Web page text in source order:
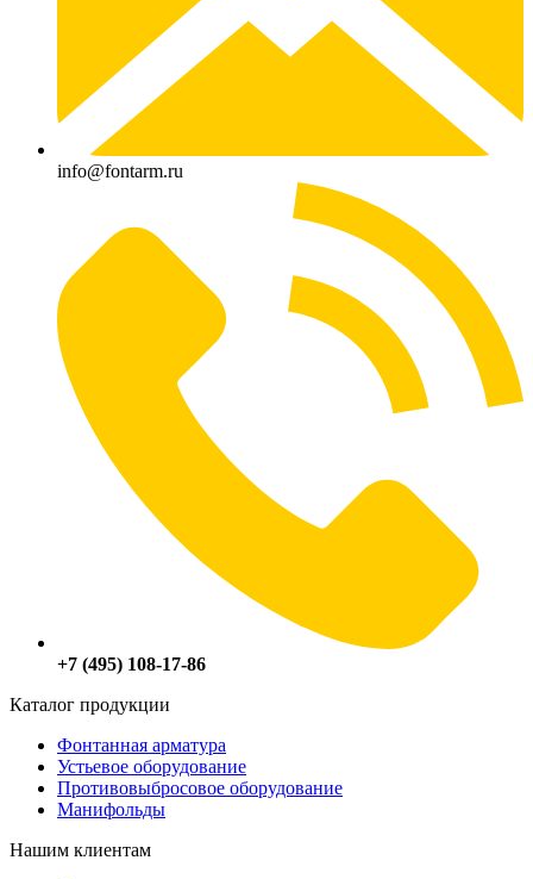
info@fontarm.ru
+7 (495) 108-17-86
Каталог продукции
Фонтанная арматура
Устьевое оборудование
Противовыбросовое оборудование
Манифольды
Нашим клиентам